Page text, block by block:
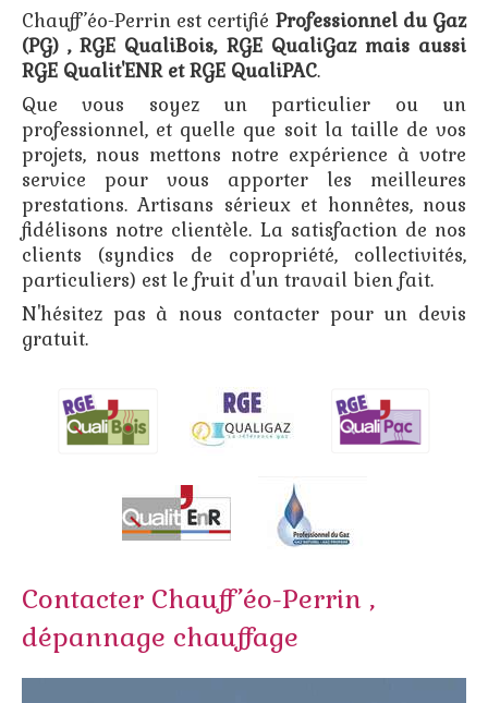
Chauff’éo-Perrin est certifié Professionnel du Gaz
(PG) , RGE QualiBois, RGE QualiGaz mais aussi
RGE Qualit'ENR et RGE QualiPAC.
Que vous soyez un particulier ou un
professionnel, et quelle que soit la taille de vos
projets, nous mettons notre expérience à votre
service pour vous apporter les meilleures
prestations. Artisans sérieux et honnêtes, nous
fidélisons notre clientèle. La satisfaction de nos
clients (syndics de copropriété, collectivités,
particuliers) est le fruit d'un travail bien fait.
N'hésitez pas à nous contacter pour un devis
gratuit.
Contacter Chauff’éo-Perrin ,
dépannage chauffage